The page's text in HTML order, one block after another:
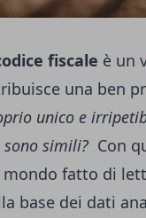
fiscale è un
una ben
unico e
sono simili? Con
mondo fatto di
base dei dati